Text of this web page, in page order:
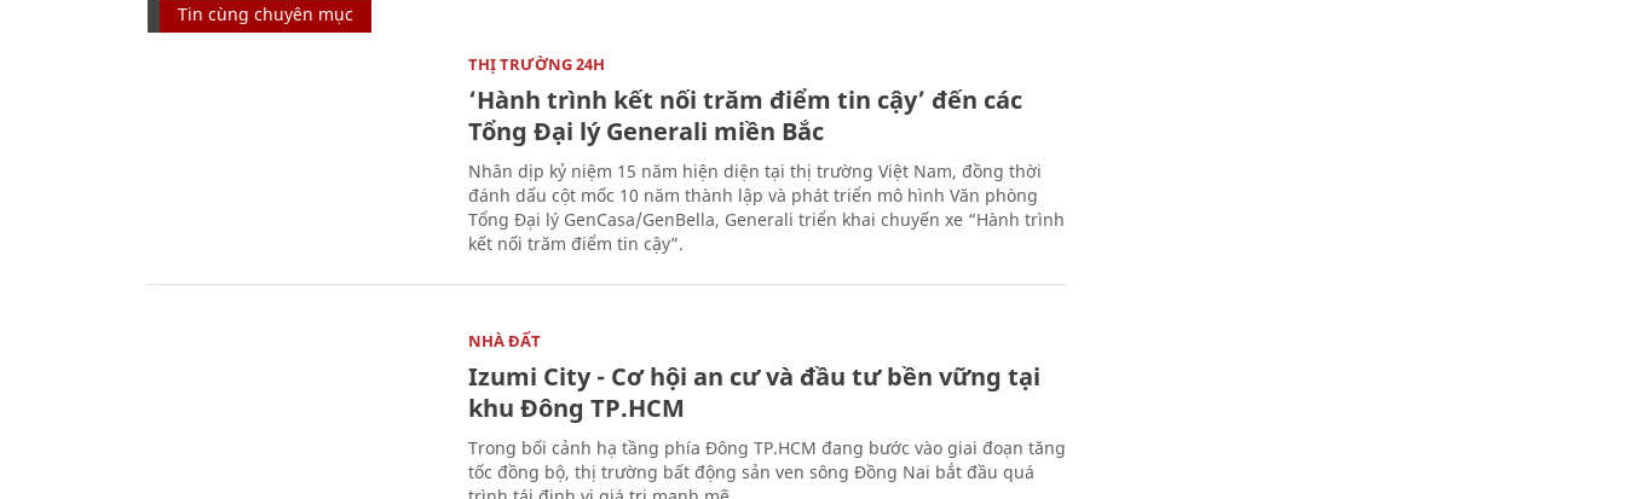
Tin cùng chuyên mục
THỊ TRƯỜNG 24H
‘Hành trình kết nối trăm điểm tin cậy’ đến các
Tổng Đại lý Generali miền Bắc
Nhân dịp kỷ niệm 15 năm hiện diện tại thị trường Việt Nam, đồng thời
đánh dấu cột mốc 10 năm thành lập và phát triển mô hình Văn phòng
Tổng Đại lý GenCasa/GenBella, Generali triển khai chuyến xe “Hành trình
kết nối trăm điểm tin cậy”.
NHÀ ĐẤT
Izumi City - Cơ hội an cư và đầu tư bền vững tại
khu Đông TP.HCM
Trong bối cảnh hạ tầng phía Đông TP.HCM đang bước vào giai đoạn tăng
tốc đồng bộ, thị trường bất động sản ven sông Đồng Nai bắt đầu quá